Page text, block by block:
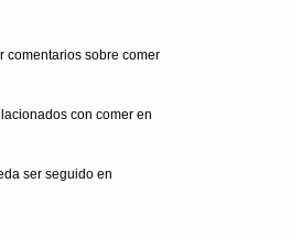
comentarios sobre comer
con comer en
ser seguido en